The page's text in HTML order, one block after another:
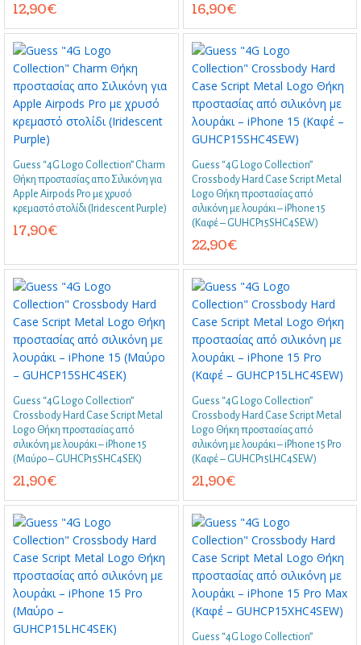
12,90€ 16,90€
Guess “4G Logo Collection” Charm
Θήκη προστασίας απο Σιλικόνη για
Apple Airpods Pro με χρυσό
κρεμαστό στολίδι (Iridescent Purple)
17,90€
Guess “4G Logo Collection”
Crossbody Hard Case Script Metal
Logo Θήκη προστασίας από
σιλικόνη με λουράκι – iPhone 15
(Καφέ – GUHCP15SHC4SEW)
22,90€
Guess “4G Logo Collection”
Crossbody Hard Case Script Metal
Logo Θήκη προστασίας από
σιλικόνη με λουράκι – iPhone 15
(Μαύρο – GUHCP15SHC4SEK)
21,90€
Guess “4G Logo Collection”
Crossbody Hard Case Script Metal
Logo Θήκη προστασίας από
σιλικόνη με λουράκι – iPhone 15 Pro
(Καφέ – GUHCP15LHC4SEW)
21,90€
Guess “4G Logo Collection”